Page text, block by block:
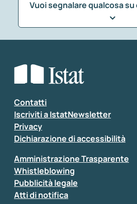
Vuoi segnalare qualcosa
Seleziona la tipologia della
Inserisci il tuo commento
Contatti
Iscriviti a IstatNewsletter
Privacy
Dichiarazione di accessibilità
Amministrazione Trasparente
Whistleblowing
Pubblicità legale
Atti di notifica